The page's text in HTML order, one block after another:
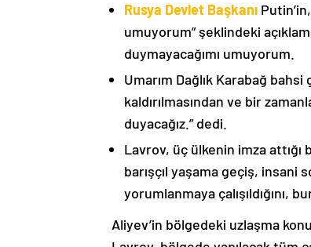
Rusya Devlet Başkanı
umuyorum” şeklindeki
duymayacağımı umuyorum.
Umarım Dağlık Karabağ
kaldırılmasından ve bir
duyacağız.” dedi.
Lavrov, üç ülkenin imza
barışçıl yaşama geçiş, insani
yorumlanmaya çalışıldığını,
Aliyev’in bölgedeki uzlaşma